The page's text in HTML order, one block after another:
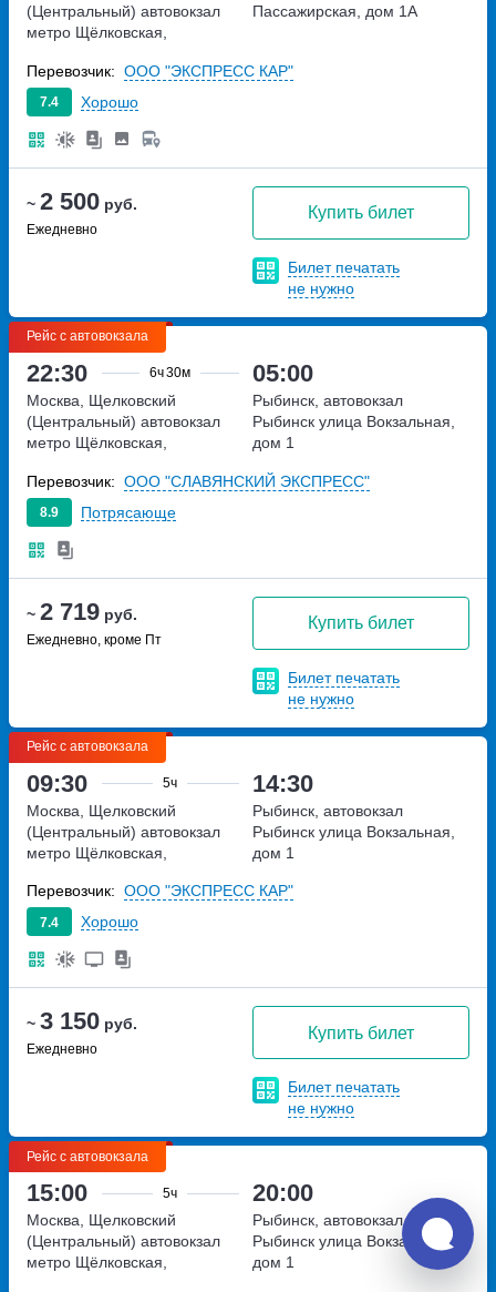
~ 2 500 руб.
Ежедневно
Купить билет
Билет печатать
не нужно
(Центральный) автовокзал
метро Щёлковская,
Пассажирская, дом 1А
7.4 Хорошо
Перевозчик: ООО "ЭКСПРЕСС КАР"
Рейс с автовокзала
22:30 6ч30м 05:00
~ 2 719 руб.
Ежедневно, кроме Пт
Купить билет
Билет печатать
не нужно
Москва, Щелковский
(Центральный) автовокзал
метро Щёлковская,
Рыбинск, автовокзал
Рыбинск улица Вокзальная,
дом 1
8.9 Потрясающе
Перевозчик: ООО "СЛАВЯНСКИЙ ЭКСПРЕСС"
Рейс с автовокзала
09:30 5ч 14:30
~ 3 150 руб.
Ежедневно
Купить билет
Билет печатать
не нужно
Москва, Щелковский
(Центральный) автовокзал
метро Щёлковская,
Рыбинск, автовокзал
Рыбинск улица Вокзальная,
дом 1
7.4 Хорошо
Перевозчик: ООО "ЭКСПРЕСС КАР"
Рейс с автовокзала
15:00 5ч 20:00
Москва, Щелковский
(Центральный) автовокзал
метро Щёлковская,
Рыбинск, автовокзал
Рыбинск улица Вокзальная,
дом 1